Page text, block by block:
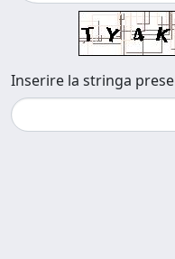
Inserire la stringa